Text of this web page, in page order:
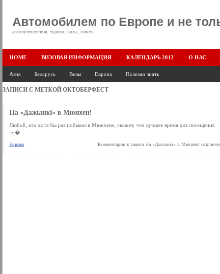
Автомобилем по Европе и не
автопутешествия, туризм, визы, советы
HOME ВИЗОВАЯ ИНФОРМАЦИЯ КАЛЕНДАРЬ 2012 О НАС
Азия Беларусь Визы Европа Полезно знать
ЗАПИСИ С МЕТКОЙ ОКТОБЕРФЕСТ
На «Дажынкi» в Мюнхен!
Любой, кто хотя бы раз побывал в Мюнхене, скажет, что лучшее время для посещения
го�
Европа Комментарии к записи На «Дажынкi» в Мюнхен!